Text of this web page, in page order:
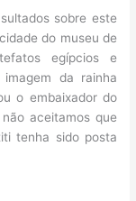
sobre este
do museu de
egípcios e
da rainha
o embaixador do
aceitamos que
tenha sido posta